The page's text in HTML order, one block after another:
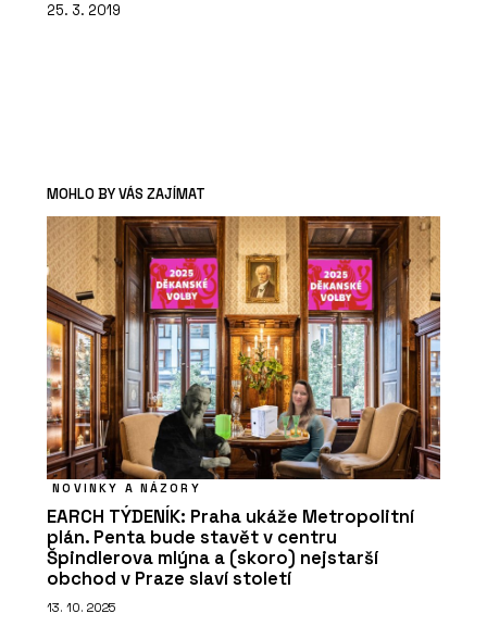
25. 3. 2019
MOHLO BY VÁS ZAJÍMAT
NOVINKY A NÁZORY
EARCH TÝDENÍK: Praha ukáže Metropolitní
plán. Penta bude stavět v centru
Špindlerova mlýna a (skoro) nejstarší
obchod v Praze slaví století
13. 10. 2025